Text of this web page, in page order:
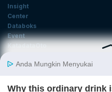
Insight
Center
Databoks
Event
KatadataOto
Email